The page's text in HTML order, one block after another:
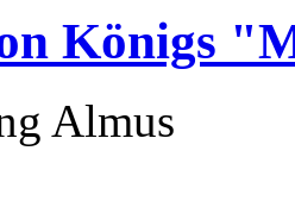
Königs
Almus